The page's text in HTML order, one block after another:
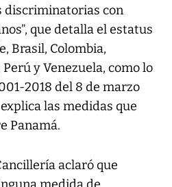
discriminatorias con
que detalla el estatus
Brasil, Colombia,
y Venezuela, como lo
2018 del 8 de marzo
las medidas que
Panamá.
aclaró que
medida de